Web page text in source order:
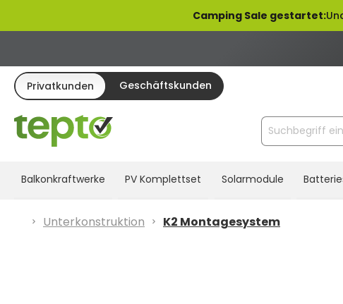
Zur Hauptnavigation springenCamping Sale gestartet:
Privatkunden Geschäftskunden
Balkonkraftwerke PV Komplettset Solarmodule
Unterkonstruktion
K2 Montagesystem